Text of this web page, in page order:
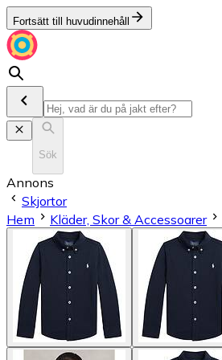
Fortsätt till huvudinnehåll
Sök
Annons
Skjortor
Hem
Kläder, Skor & Accessoarer